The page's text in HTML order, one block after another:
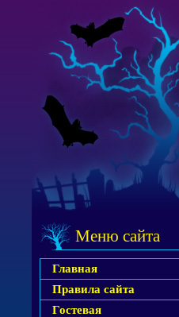
Меню сайта
Главная
Правила сайта
Гостевая